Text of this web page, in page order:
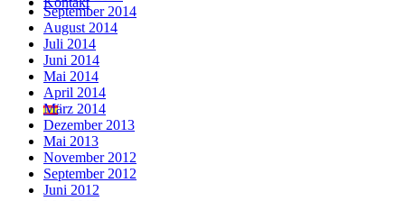
September 2014
August 2014
Juli 2014
Juni 2014
Mai 2014
April 2014
März 2014
Dezember 2013
Mai 2013
November 2012
September 2012
Juni 2012